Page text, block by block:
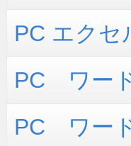
PC エクセ
PC ワー
PC ワー